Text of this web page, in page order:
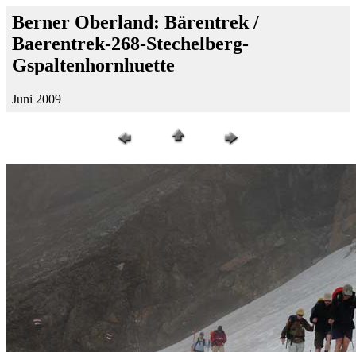
Berner Oberland: Bärentrek /
Baerentrek-268-Stechelberg-
Gspaltenhornhuette
Juni 2009